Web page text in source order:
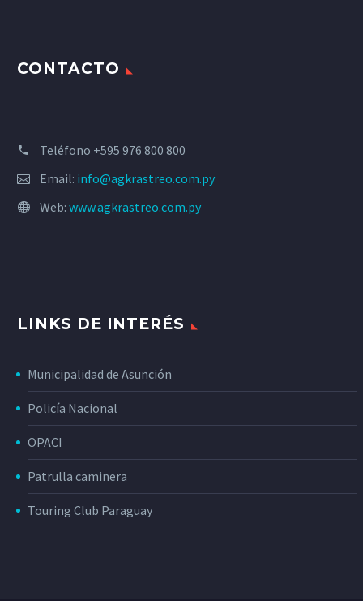
CONTACTO
Teléfono +595 976 800 800
Email: info@agkrastreo.com.py
Web: www.agkrastreo.com.py
LINKS DE INTERÉS
Municipalidad de Asunción
Policía Nacional
OPACI
Patrulla caminera
Touring Club Paraguay